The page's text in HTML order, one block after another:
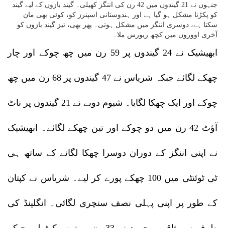
جنہوں نے 21 گیندوں میں 42 رن کی اننگز کھیلی۔ گیند بازوں کے لیے گیند
کو پکڑنا مشکل ہو گیا ہے اور ہندوستانی اسپنرز کو، کوئی بھی مان
سکتا ہے، دوسری اننگز میں مشکل ہوتی۔ پھر بھی، تیز گیند بازوں کو
آخری اووروں میں کچھ ریورس ملا۔
ابھیشیک نے 24 گیندوں پر 59 رن میں چھ چوکے اور چار
چھکے لگائے جبکہ شریاس نے 47 گیندوں پر 68 رن میں چھ
چوکے اور ایک چھکا لگایا۔ شیوم دوبے نے 21 گیندوں پر ناٹ
آؤٹ 42 رن میں دو چوکے اور تین چھکے لگائے۔ ابھیشیک
نے اپنی اننگز کے دوران دوسرا چھکا لگانے کے ساتھ ہی
ٹی ٹوئنٹی میں 100 چھکے پورے کر لیے۔ شریاس نے کپتان
کے طور پر اپنی پہلی نصف سنچری لگائی۔ انگلینڈ کی